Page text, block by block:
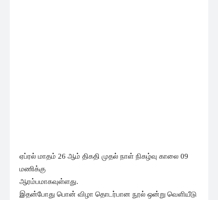
ஏப்ரல் மாதம் 26 ஆம் திகதி முதல் நாள் நிகழ்வு காலை 09
மணிக்கு
ஆரம்பமாகவுள்ளது.
இதன்போது பொன் விழா தொடர்பான நூல் ஒன்று வெளியீடு